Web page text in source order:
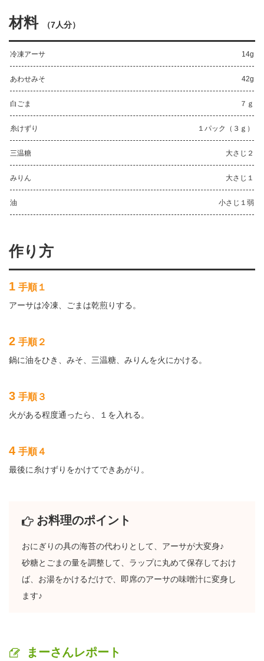
材料 （7人分）
冷凍アーサ 14g
あわせみそ 42g
白ごま ７ｇ
糸けずり １パック（３ｇ）
三温糖 大さじ２
みりん 大さじ１
油 小さじ１弱
作り方
1 手順１
アーサは冷凍、ごまは乾煎りする。
2 手順２
鍋に油をひき、みそ、三温糖、みりんを火にかける。
3 手順３
火がある程度通ったら、１を入れる。
4 手順４
最後に糸けずりをかけてできあがり。
お料理のポイント
おにぎりの具の海苔の代わりとして、アーサが大変身♪
砂糖とごまの量を調整して、ラップに丸めて保存しておけ
ば、お湯をかけるだけで、即席のアーサの味噌汁に変身し
ます♪
まーさんレポート